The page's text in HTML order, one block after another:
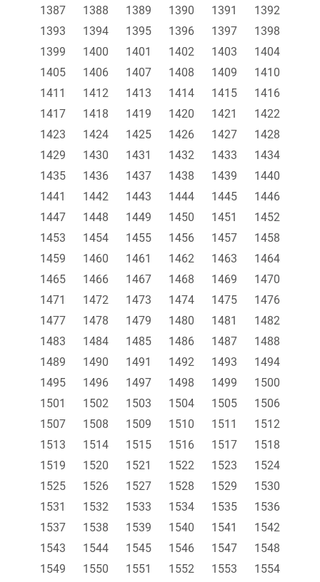
1387
1388 1389 1390 1391
1392
1393
1394 1395 1396 1397
1398
1399
1400 1401 1402 1403
1404
1405
1406 1407 1408 1409
1410
1411
1412 1413 1414 1415
1416
1417
1418 1419 1420 1421
1422
1423
1424 1425 1426 1427
1428
1429
1430 1431 1432 1433
1434
1435
1436 1437 1438 1439
1440
1441
1442 1443 1444 1445
1446
1447
1448 1449 1450 1451
1452
1453
1454 1455 1456 1457
1458
1459
1460 1461 1462 1463
1464
1465
1466 1467 1468 1469
1470
1471
1472 1473 1474 1475
1476
1477
1478 1479 1480 1481
1482
1483
1484 1485 1486 1487
1488
1489
1490 1491 1492 1493
1494
1495
1496 1497 1498 1499
1500
1501
1502 1503 1504 1505
1506
1507
1508 1509 1510 1511
1512
1513
1514 1515 1516 1517
1518
1519
1520 1521 1522 1523
1524
1525
1526 1527 1528 1529
1530
1531
1532 1533 1534 1535
1536
1537
1538 1539 1540 1541
1542
1543
1544 1545 1546 1547
1548
1549
1550 1551 1552 1553
1554